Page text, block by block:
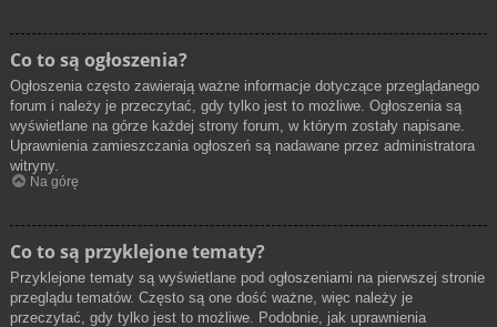
Co to są ogłoszenia?
Ogłoszenia często zawierają ważne informacje dotyczące przeglądanego
forum i należy je przeczytać, gdy tylko jest to możliwe. Ogłoszenia są
wyświetlane na górze każdej strony forum, w którym zostały napisane.
Uprawnienia zamieszczania ogłoszeń są nadawane przez administratora
witryny.
Na górę
Co to są przyklejone tematy?
Przyklejone tematy są wyświetlane pod ogłoszeniami na pierwszej stronie
przeglądu tematów. Często są one dość ważne, więc należy je
przeczytać, gdy tylko jest to możliwe. Podobnie, jak uprawnienia